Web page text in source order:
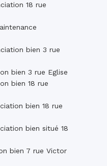
18 rue
bien 3 rue
bien 3 rue Eglise
bien 18 rue
bien 18 rue
bien situé 18
bien 7 rue Victor